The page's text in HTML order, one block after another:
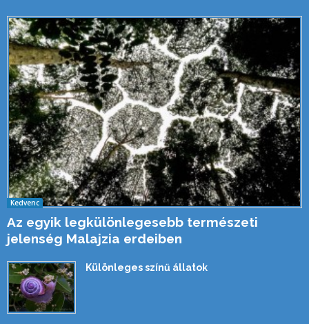
Kedvenc
Az egyik legkülönlegesebb természeti
jelenség Malajzia erdeiben
Különleges színű állatok